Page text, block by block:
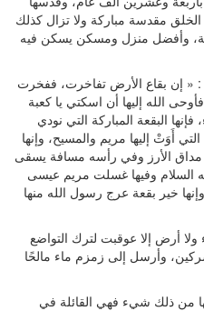
مقدسة مباركة ولا تزال كذلك
وأفضل منزل ومسكن يسكن فيه
: « إن بقاع الأرض تفاخرت، ففخرت
الله إليها أن اسكتي يا كعبة
البقعة المباركة التي نودي
أَوَتْ إليها مريم والمسيح، وإنها
الأرز وفي رأسه مسافة يسقى
السلام وفيها غسلت مريم عيسى
خير بقعة عرج رسول الله منها
أرض إلا عوقبت لترك التواضع
وأرسل إلى زمزم ماء مالحًا
من ذلك شيء فهي القائلة في